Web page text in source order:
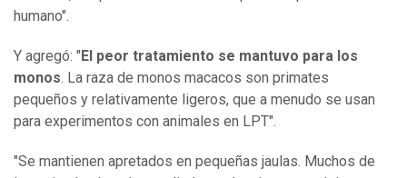
humano".
Y agregó: " El peor tratamiento se mantuvo para los
monos. La raza de monos macacos son primates
pequeños y relativamente ligeros, que a menudo se usan
para experimentos con animales en LPT".
"Se mantienen apretados en pequeñas jaulas. Muchos de